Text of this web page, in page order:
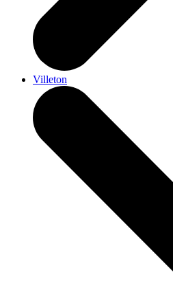
Villeton